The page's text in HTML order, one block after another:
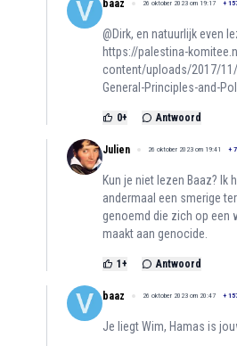
baaz 26 oktober 2023 om 19:17 +
@Dirk, en natuurlijk even
https://palestina-
content/uploads/2017/
General-Principles-and-
0+ Antwoord
Julien 26 oktober 2023 om 19:41 +
Kun je niet lezen Baaz? Ik
andermaal een smerige
genoemd die zich op een
maakt aan genocide.
1 + Antwoord
baaz 26 oktober 2023 om 20:47 +
Je liegt Wim, Hamas is